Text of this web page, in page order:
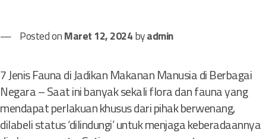
Posted onMaret 12, 2024byadmin
7 Jenis Fauna di Jadikan Makanan Manusia di Berbagai
Negara – Saat ini banyak sekali flora dan fauna yang
mendapat perlakuan khusus dari pihak berwenang,
dilabeli status ‘dilindungi’ untuk menjaga keberadaannya